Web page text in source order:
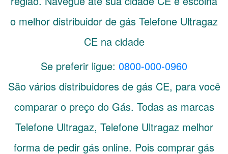
o melhor distribuidor de gás Telefone Ultragaz
CE na cidade
Se preferir ligue: 0800-000-0960
São vários distribuidores de gás CE, para você
comparar o preço do Gás. Todas as marcas
Telefone Ultragaz, Telefone Ultragaz melhor
forma de pedir gás online. Pois comprar gás